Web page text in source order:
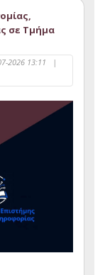
σε Τμήμα
2026 13:11
|